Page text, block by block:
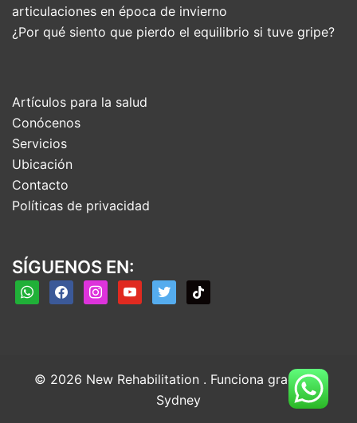
articulaciones en época de invierno
¿Por qué siento que pierdo el equilibrio si tuve gripe?
Artículos para la salud
Conócenos
Servicios
Ubicación
Contacto
Políticas de privacidad
SÍGUENOS EN:
whatsappfacebookinstagramyoutubetwitter tiktok
© 2026 New Rehabilitation . Funciona gracias a
Sydney